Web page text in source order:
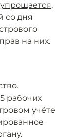
упрощается.
со дня
на них.
рабочих
учёте